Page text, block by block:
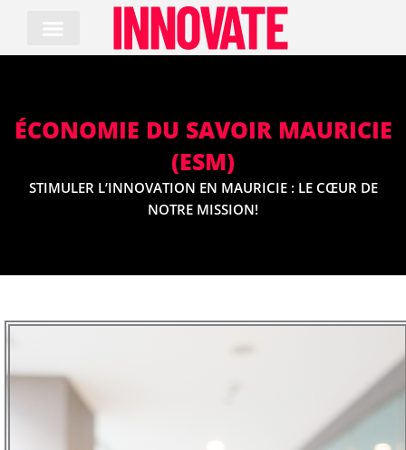
content
ÉCONOMIE DU SAVOIR MAURICIE
(ESM)
STIMULER L’INNOVATION EN MAURICIE : LE CŒUR DE
NOTRE MISSION!